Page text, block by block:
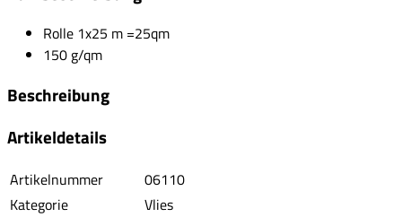
Rolle 1x25 m =25qm
150 g/qm
Beschreibung
Artikeldetails
Artikelnummer
06110
Kategorie
Vlies